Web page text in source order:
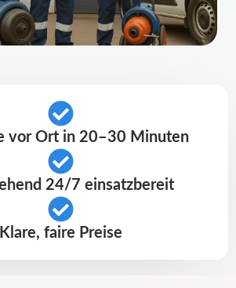
vor Ort in 20–30 Minuten
24/7 einsatzbereit
Klare, faire Preise